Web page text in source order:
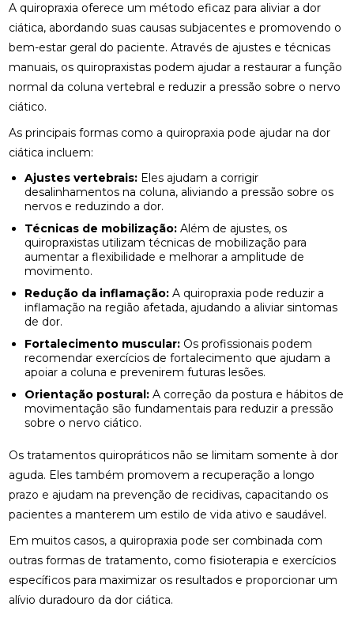
A quiropraxia oferece um método eficaz para aliviar a dor
ciática, abordando suas causas subjacentes e promovendo o
bem-estar geral do paciente. Através de ajustes e técnicas
manuais, os quiropraxistas podem ajudar a restaurar a função
normal da coluna vertebral e reduzir a pressão sobre o nervo
ciático.
As principais formas como a quiropraxia pode ajudar na dor
ciática incluem:
Ajustes vertebrais: Eles ajudam a corrigir
desalinhamentos na coluna, aliviando a pressão sobre os
nervos e reduzindo a dor.
Técnicas de mobilização: Além de ajustes, os
quiropraxistas utilizam técnicas de mobilização para
aumentar a flexibilidade e melhorar a amplitude de
movimento.
Redução da inflamação: A quiropraxia pode reduzir a
inflamação na região afetada, ajudando a aliviar sintomas
de dor.
Fortalecimento muscular: Os profissionais podem
recomendar exercícios de fortalecimento que ajudam a
apoiar a coluna e prevenirem futuras lesões.
Orientação postural: A correção da postura e hábitos de
movimentação são fundamentais para reduzir a pressão
sobre o nervo ciático.
Os tratamentos quiropráticos não se limitam somente à dor
aguda. Eles também promovem a recuperação a longo
prazo e ajudam na prevenção de recidivas, capacitando os
pacientes a manterem um estilo de vida ativo e saudável.
Em muitos casos, a quiropraxia pode ser combinada com
outras formas de tratamento, como fisioterapia e exercícios
específicos para maximizar os resultados e proporcionar um
alívio duradouro da dor ciática.
ENCONTRE ALÍVIO E BEM-ESTAR NA SUA REGIÃO
CLÍNICA DE QUIROPRAXIA PERTO DE MIM:
ENCONTRE ALÍVIO E BEM-ESTAR PELA REGIÃO
LOCALIZE ALÍVIO E BEM-ESTAR NA SUA REGIÃO
CLÍNICA DE QUIROPRAXIA PERTO DE MIM: TUDO
SOBRE O TEMA
COMO A ACUPUNTURA PODE ALIVIAR A
ENXAQUECA DE FORMA EFICAZ
COMO A ACUPUNTURA PODE ALIVIAR A
ENXAQUECA E MELHORAR SUA QUALIDADE DE
VIDA
COMO A ACUPUNTURA PODE ALIVIAR A
ENXAQUECA NATURALMENTE
COMO A CONSULTA COM UM ACUPUNTURISTA
PODE TRANSFORMAR SUA SAÚDE
COMO A FISIOTERAPIA PODE AJUDAR NA
REABILITAÇÃO DO LABIRINTO
COMO A FISIOTERAPIA RESPIRATÓRIA DOMICILIAR
PODE MELHORAR SUA QUALIDADE DE VIDA
COMO A OSTEOPATIA PARA COLUNA PODE
MELHORAR SUA SAÚDE
COMO A OSTEOPATIA PARA COLUNA PODE
TRANSFORMAR SUA SAÚDE
COMO A OSTEOPATIA PODE AJUDAR NA
TRATAMENTO DA HÉRNIA DE DISCO